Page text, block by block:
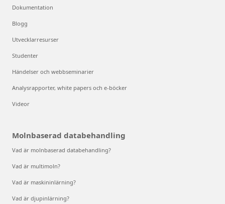
Dokumentation
Blogg
Utvecklarresurser
Studenter
Händelser och webbseminarier
Analysrapporter, white papers och e-böcker
Videor
Molnbaserad databehandling
Vad är molnbaserad databehandling?
Vad är multimoln?
Vad är maskininlärning?
Vad är djupinlärning?